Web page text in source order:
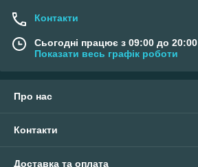
Контакти
Сьогодні працює з 09:00 до 20:00
Показати весь графік роботи
Про нас
Контакти
Доставка та оплата